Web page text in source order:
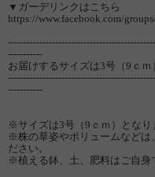
▼ガーデリンクはこちら
https://www.facebook.com/
-----------
お届けするサイズは3号（9ｃｍ
-----------
※サイズは3号（9ｃｍ）となり
※株の草姿やボリュームなどは
ださい。
※植える鉢、土、肥料はご自身